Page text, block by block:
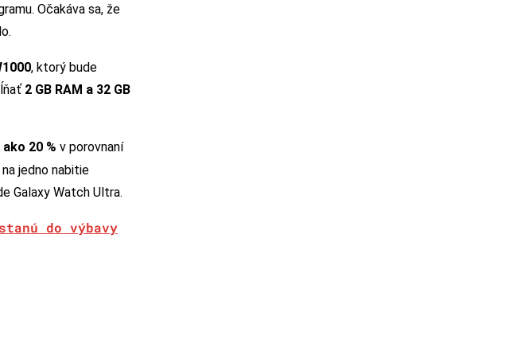
Očakáva sa, že
, ktorý bude
2 GB RAM a 32 GB
20 % v porovnaní
jedno nabitie
Galaxy Watch Ultra.
do výbavy